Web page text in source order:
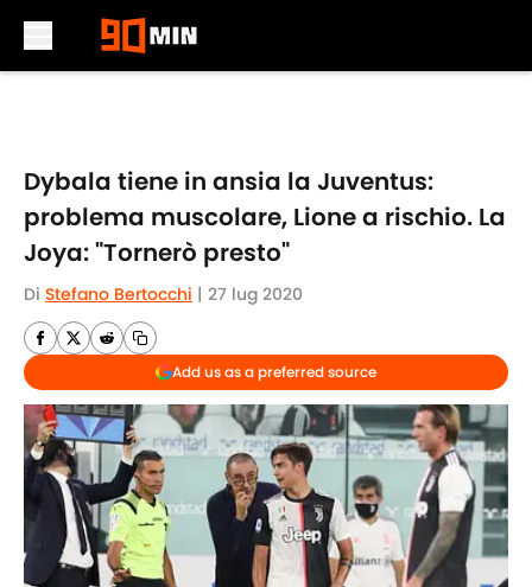
Dybala tiene in ansia la Juventus:
problema muscolare, Lione a rischio. La
Joya: "Tornerò presto"
Di Stefano Bertocchi | 27 lug 2020
Add us as a preferred source